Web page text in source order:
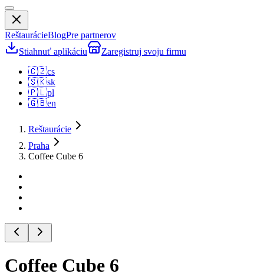
ReštaurácieBlogPre partnerov
Stiahnuť aplikáciu
Zaregistruj svoju firmu
🇨🇿cs
🇸🇰sk
🇵🇱pl
🇬🇧en
Reštaurácie
Praha
Coffee Cube 6
Coffee Cube 6